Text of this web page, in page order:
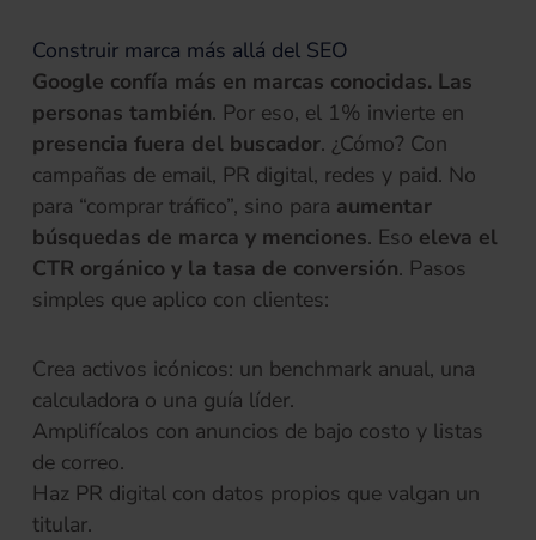
Construir marca más allá del SEO
Google confía más en marcas conocidas. Las
personas también. Por eso, el 1% invierte en
presencia fuera del buscador. ¿Cómo? Con
campañas de email, PR digital, redes y paid. No
para “comprar tráfico”, sino para aumentar
búsquedas de marca y menciones. Eso eleva el
CTR orgánico y la tasa de conversión. Pasos
simples que aplico con clientes:
Crea activos icónicos: un benchmark anual, una
calculadora o una guía líder.
Amplifícalos con anuncios de bajo costo y listas
de correo.
Haz PR digital con datos propios que valgan un
titular.